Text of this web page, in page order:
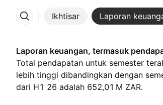
Ikhtisar Laporan
Lainnya
Laporan keuangan, termasuk
Total pendapatan untuk semester
lebih tinggi dibandingkan dengan
dari H1 26 adalah ‪652,01 M‬ ZAR.